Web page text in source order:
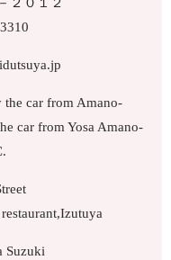
２０１２
the car from Amano-
car from Yosa Amano-
Suzuki